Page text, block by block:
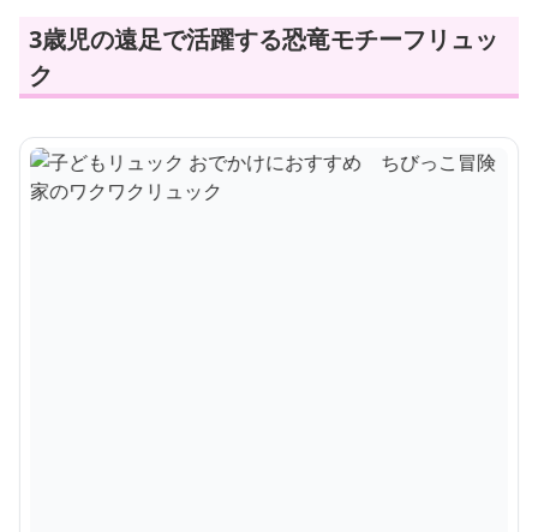
3歳児の遠足で活躍する恐竜モチーフリュッ
ク